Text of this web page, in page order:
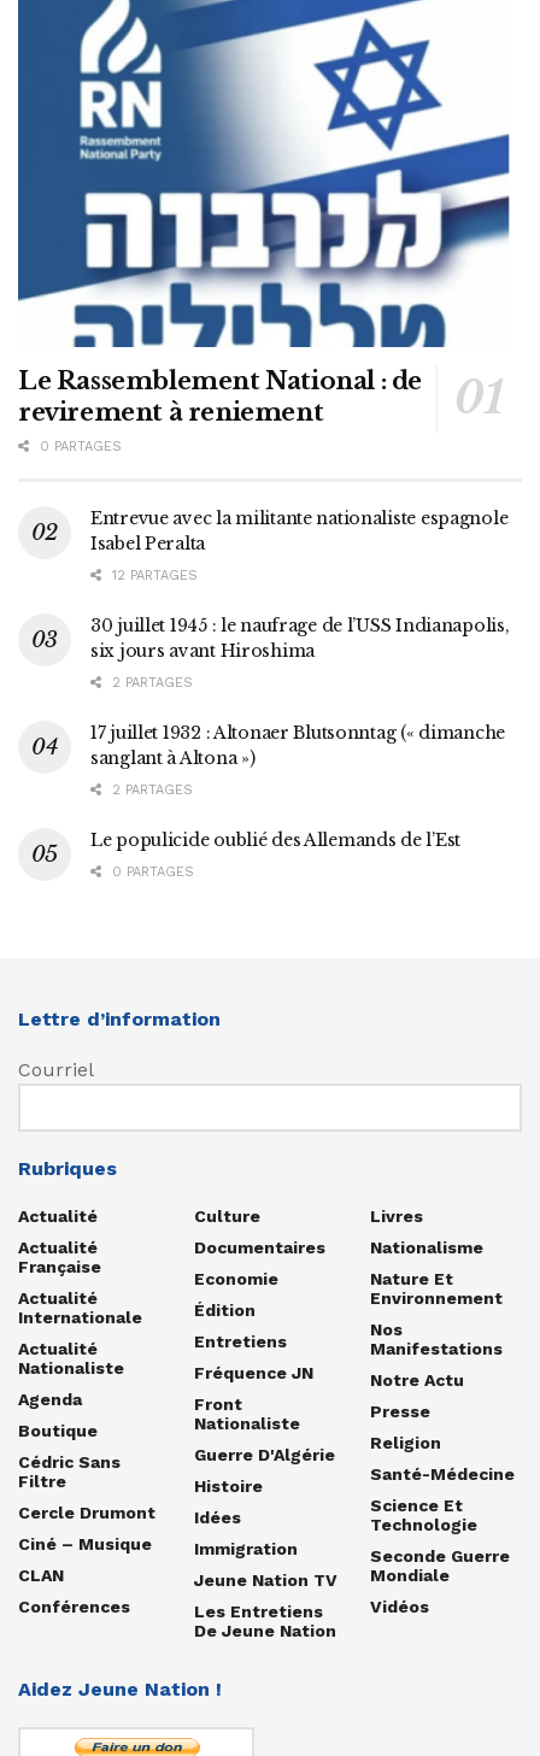
Le Rassemblement National : de
revirement à reniement
0 PARTAGES
Entrevue avec la militante nationaliste espagnole
Isabel Peralta
12 PARTAGES
30 juillet 1945 : le naufrage de l’USS Indianapolis,
six jours avant Hiroshima
2 PARTAGES
17 juillet 1932 : Altonaer Blutsonntag (« dimanche
sanglant à Altona »)
2 PARTAGES
Le populicide oublié des Allemands de l’Est
0 PARTAGES
Lettre d’information
Courriel
Rubriques
Actualité
Actualité
Française
Actualité
Internationale
Actualité
Nationaliste
Agenda
Boutique
Cédric Sans
Filtre
Cercle Drumont
Ciné – Musique
CLAN
Conférences
Culture
Documentaires
Economie
Édition
Entretiens
Fréquence JN
Front
Nationaliste
Guerre D'Algérie
Histoire
Idées
Immigration
Jeune Nation TV
Les Entretiens
De Jeune Nation
Livres
Nationalisme
Nature Et
Environnement
Nos
Manifestations
Notre Actu
Presse
Religion
Santé-Médecine
Science Et
Technologie
Seconde Guerre
Mondiale
Vidéos
Aidez Jeune Nation !